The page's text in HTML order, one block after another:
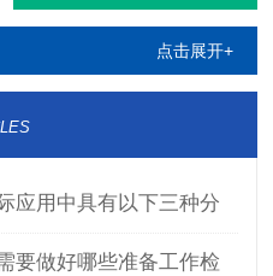
点击展开+
应用中具有以下三种分
要做好哪些准备工作检